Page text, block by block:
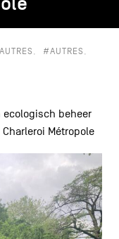
#AUTRES
beheer
Métropole